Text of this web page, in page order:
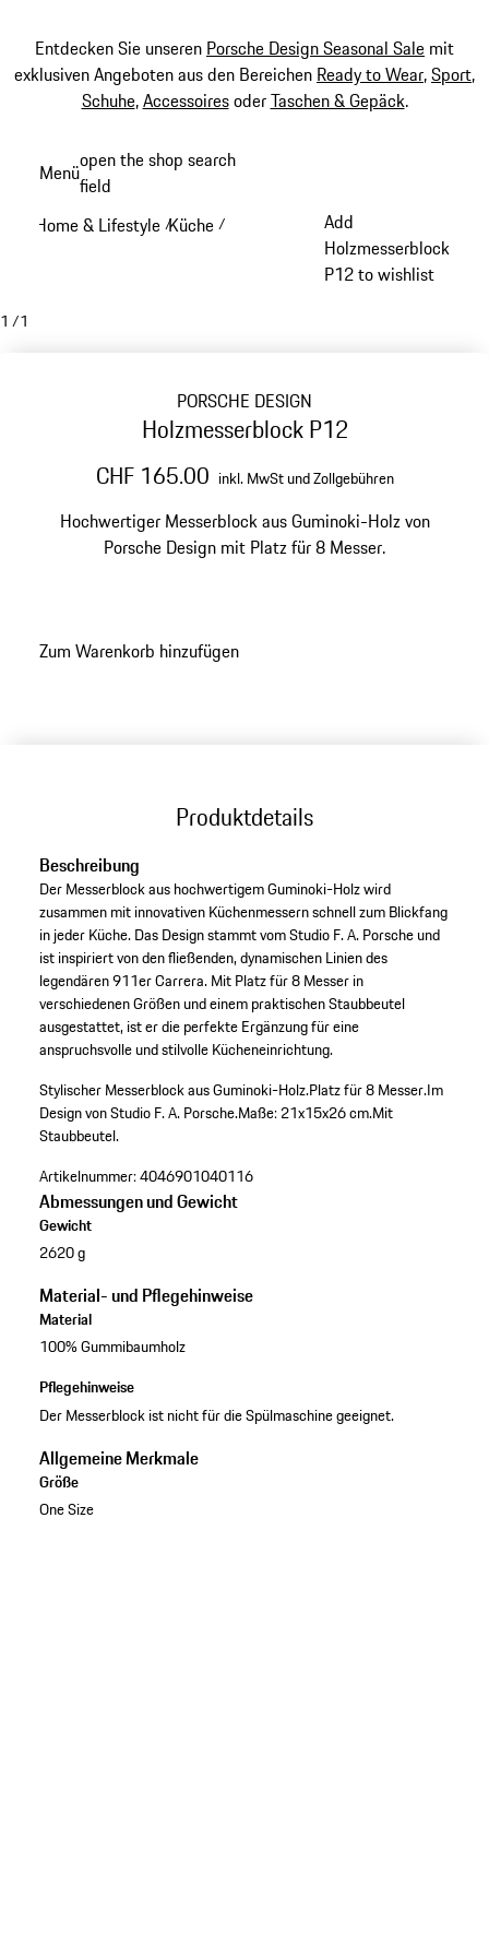
Entdecken Sie unseren Porsche Design Seasonal Sale mit
exklusiven Angeboten aus den Bereichen Ready to Wear,Sport,
Schuhe,AccessoiresoderTaschen & Gepäck.
Hauptinhalt
Menüopen the shop search
field
Home & Lifestyle /Küche /
Add
Holzmesserblock
P12 to wishlist
1 /1
PORSCHE DESIGN
Holzmesserblock P12
CHF 165.00 inkl. MwSt und Zollgebühren
Hochwertiger Messerblock aus Guminoki-Holz von
Porsche Design mit Platz für 8 Messer.
Zum Warenkorb hinzufügen
Produktdetails
Beschreibung
Der Messerblock aus hochwertigem Guminoki-Holz wird
zusammen mit innovativen Küchenmessern schnell zum Blickfang
in jeder Küche. Das Design stammt vom Studio F. A. Porsche und
ist inspiriert von den fließenden, dynamischen Linien des
legendären 911er Carrera. Mit Platz für 8 Messer in
verschiedenen Größen und einem praktischen Staubbeutel
ausgestattet, ist er die perfekte Ergänzung für eine
anspruchsvolle und stilvolle Kücheneinrichtung.
Stylischer Messerblock aus Guminoki-Holz.Platz für 8 Messer.Im
Design von Studio F. A. Porsche.Maße: 21x15x26 cm.Mit
Staubbeutel.
Artikelnummer:4046901040116
Abmessungen und Gewicht
Gewicht
2620 g
Material- und Pflegehinweise
Material
100% Gummibaumholz
Pflegehinweise
Der Messerblock ist nicht für die Spülmaschine geeignet.
Allgemeine Merkmale
Größe
One Size